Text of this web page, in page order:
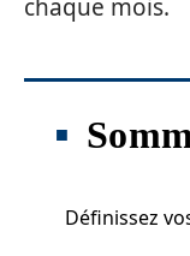
chaque mois.
Définissez